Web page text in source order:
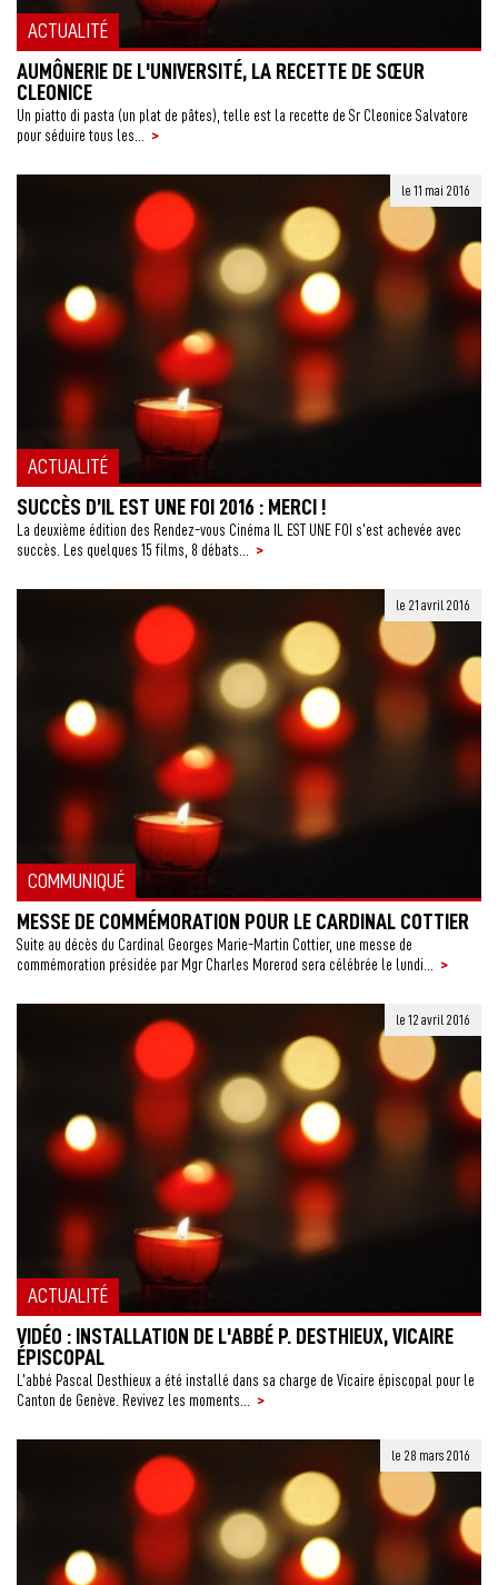
ACTUALITÉ
AUMÔNERIE DE L'UNIVERSITÉ, LA RECETTE DE SŒUR
CLEONICE
Un piatto di pasta (un plat de pâtes), telle est la recette de Sr Cleonice Salvatore
pour séduire tous les...
>
ACTUALITÉ
le 11 mai 2016
SUCCÈS D’IL EST UNE FOI 2016 : MERCI !
La deuxième édition des Rendez-vous Cinéma IL EST UNE FOI s’est achevée avec
succès. Les quelques 15 films, 8 débats...
>
COMMUNIQUÉ
le 21 avril 2016
MESSE DE COMMÉMORATION POUR LE CARDINAL COTTIER
Suite au décès du Cardinal Georges Marie-Martin Cottier, une messe de
commémoration présidée par Mgr Charles Morerod sera célébrée le lundi...
>
ACTUALITÉ
le 12 avril 2016
VIDÉO : INSTALLATION DE L'ABBÉ P. DESTHIEUX, VICAIRE
ÉPISCOPAL
L’abbé Pascal Desthieux a été installé dans sa charge de Vicaire épiscopal pour le
Canton de Genève. Revivez les moments...
>
le 28 mars 2016